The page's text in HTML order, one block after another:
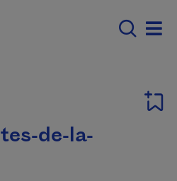
navigation -
de-la-